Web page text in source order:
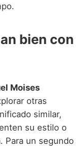
bien con
Moises
otras
similar,
su estilo o
Para un segundo